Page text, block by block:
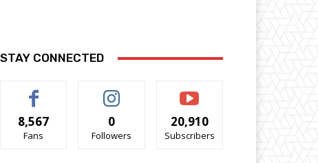
STAY CONNECTED
8,567
Fans
0
Followers
20,910
Subscribers